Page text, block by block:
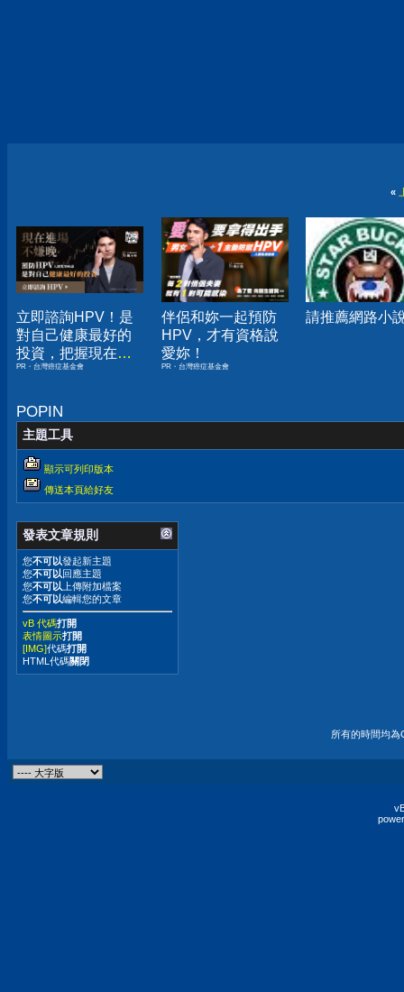
«
立即諮詢HPV！是
對自己健康最好的
投資，把握現在不
嫌晚！
PR・台灣癌症基金會
伴侶和妳一起預防
HPV，才有資格說
愛妳！
PR・台灣癌症基金會
請推薦網路小
POPIN
主題工具
顯示可列印版本
傳送本頁給好友
發表文章規則
您不可以發起新主題
您不可以回應主題
您不可以 上傳附加檔案
您不可以編輯您的文章
vB 代碼打開
表情圖示打開
[IMG]代碼打開
HTML代碼關閉
所有的時間均為